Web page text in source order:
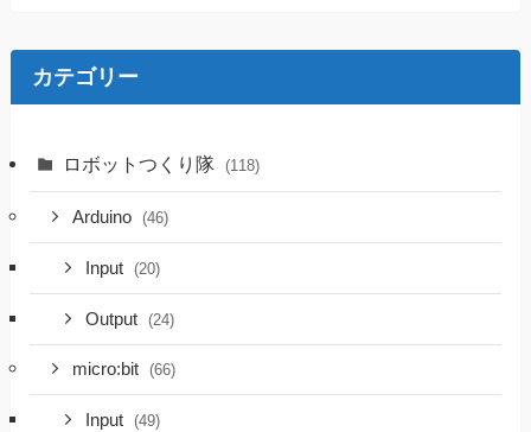
カテゴリー
ロボットつくり隊 (118)
Arduino (46)
Input (20)
Output (24)
micro:bit (66)
Input (49)